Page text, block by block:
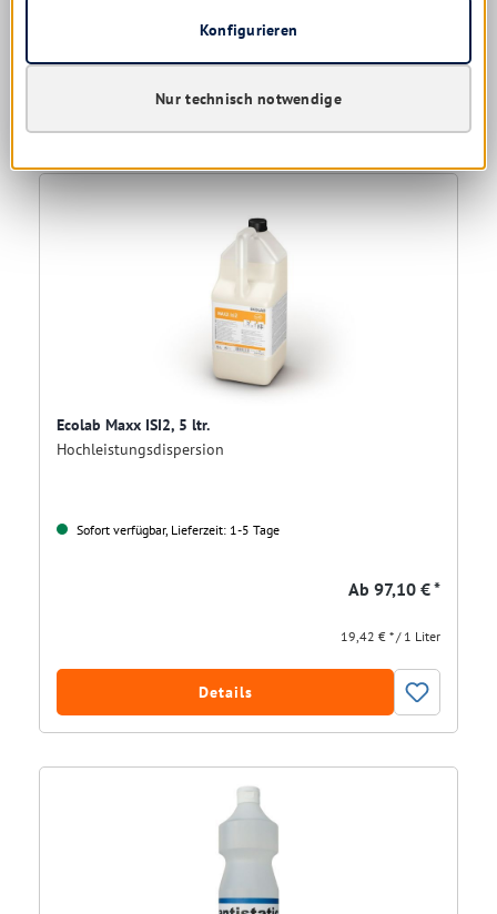
Details
Ecolab Maxx ISI2, 5 ltr.
Hochleistungsdispersion
Sofort verfügbar, Lieferzeit: 1-5 Tage
Ab 97,10 € *
19,42 € * / 1 Liter
Details
Nur technisch notwendige
Konfigurieren